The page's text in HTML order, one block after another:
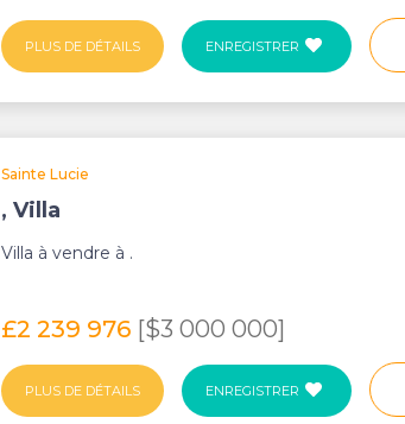
PLUS DE DÉTAILS ENREGISTRER
Sainte Lucie
, Villa
Villa à vendre à .
£2 239 976 [$3 000 000]
PLUS DE DÉTAILS ENREGISTRER